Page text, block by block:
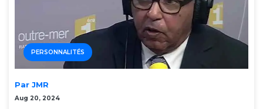
PERSONNALITÉS
Par JMR
Aug 20, 2024